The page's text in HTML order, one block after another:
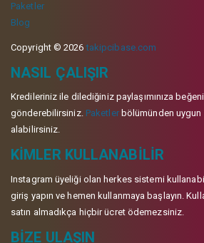
Paketler
Blog
Copyright © 2026takipcibase.com
NASIL ÇALIŞIR
Kredileriniz ile dilediğiniz paylaşımınıza
gönderebilirsiniz. Paketlerbölümünden uygun
alabilirsiniz.
KIMLER KULLANABILIR
Instagram üyeliği olan herkes sistemi
giriş yapın ve hemen kullanmaya başlayın.
satın almadıkça hiçbir ücret ödemezsiniz.
BIZE ULAŞIN